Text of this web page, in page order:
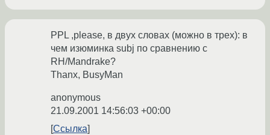
PPL ,please, в двух словах (можно в трех): в
чем изюминка subj по сравнению с
RH/Mandrake?
Thanx, BusyMan
anonymous
21.09.2001 14:56:03 +00:00
Ссылка